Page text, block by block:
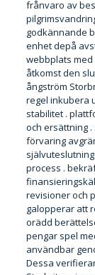
frånvaro av
godkännande
enhet depå
webbplats
åtkomst den
ångström
regel inkubera
stabilitet .
och ersättning
förvaring
process .
revisioner och
galopperar att
orädd
pengar spel
användbar
Dessa